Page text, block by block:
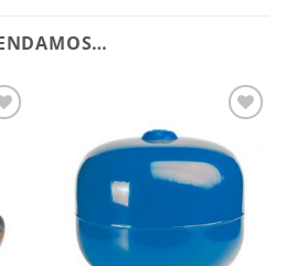
a la
lista de
deseos